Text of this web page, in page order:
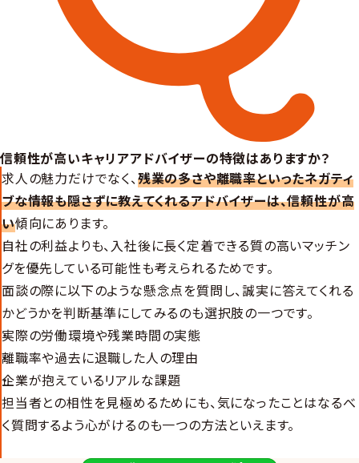
信頼性が高いキャリアアドバイザーの特徴はありますか？
求人の魅力だけでなく、残業の多さや離職率といったネガティ
ブな情報も隠さずに教えてくれるアドバイザーは、信頼性が高
い傾向にあります。
自社の利益よりも、入社後に長く定着できる質の高いマッチン
グを優先している可能性も考えられるためです。
面談の際に以下のような懸念点を質問し、誠実に答えてくれる
かどうかを判断基準にしてみるのも選択肢の一つです。
実際の労働環境や残業時間の実態
離職率や過去に退職した人の理由
企業が抱えているリアルな課題
担当者との相性を見極めるためにも、気になったことはなるべ
く質問するよう心がけるのも一つの方法といえます。